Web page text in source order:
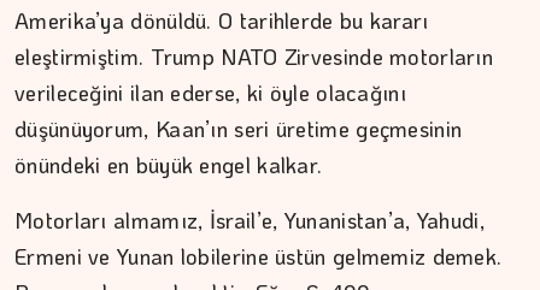
Amerika’ya dönüldü. O tarihlerde bu kararı
eleştirmiştim. Trump NATO Zirvesinde motorların
verileceğini ilan ederse, ki öyle olacağını
düşünüyorum, Kaan’ın seri üretime geçmesinin
önündeki en büyük engel kalkar.
Motorları almamız, İsrail’e, Yunanistan’a, Yahudi,
Ermeni ve Yunan lobilerine üstün gelmemiz demek.
DR. TANER EKİNCİ